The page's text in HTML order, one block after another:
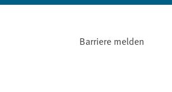
Barriere melden